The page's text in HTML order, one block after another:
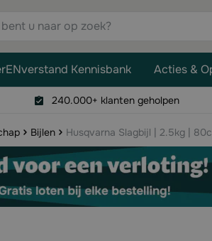
naar op zoek?
Kennisbank Acties &
240.000+ klanten geholpen
Bijlen Husqvarna Slagbijl | 2.5kg |